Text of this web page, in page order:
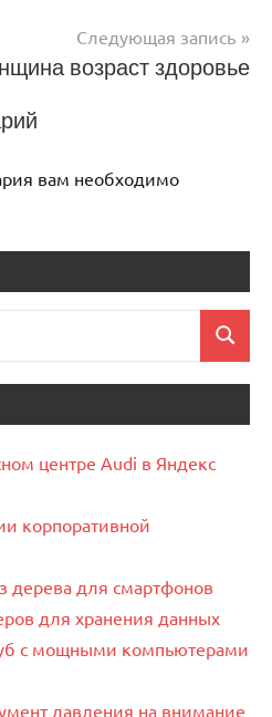
Следующая запись
возраст здоровье
вам необходимо
Поиск
центре Audi в Яндекс
корпоративной
дерева для смартфонов
для хранения данных
с мощными компьютерами
давления на внимание